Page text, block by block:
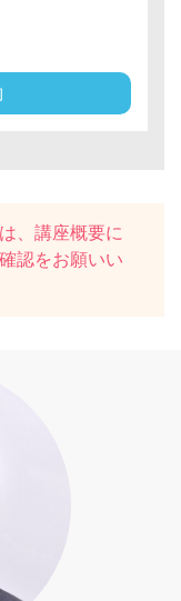
、講座概要に
認をお願いい